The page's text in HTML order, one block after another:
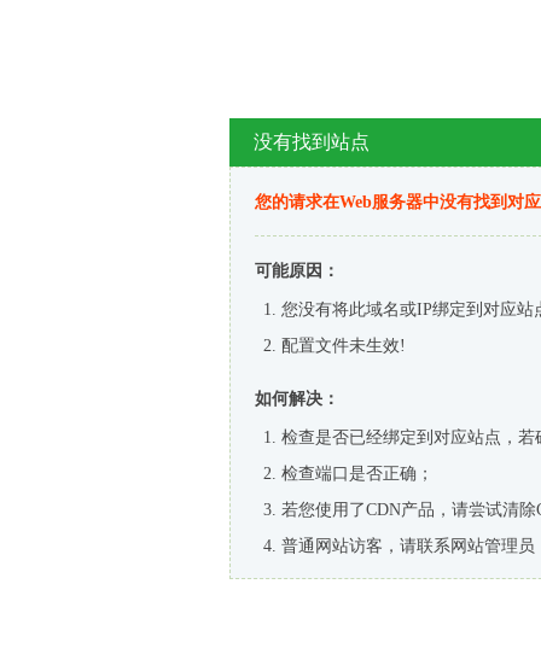
没有找到站点
您的请求在Web服务器中没有找到对
可能原因：
您没有将此域名或IP绑定到对应站
配置文件未生效!
如何解决：
检查是否已经绑定到对应站点，
检查端口是否正确；
若您使用了CDN产品，请尝试清除
普通网站访客，请联系网站管理员